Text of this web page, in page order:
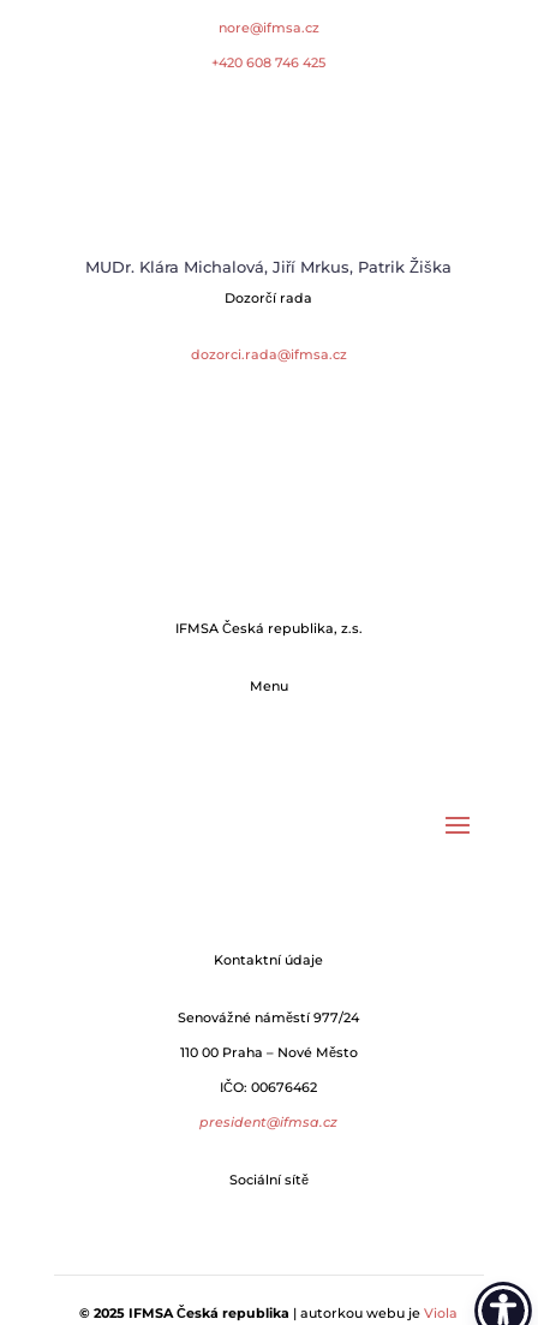
nore@ifmsa.cz
+420 608 746 425
MUDr. Klára Michalová, Jiří Mrkus, Patrik Žiška
Dozorčí rada
dozorci.rada@ifmsa.cz
IFMSA Česká republika, z.s.
Menu
Kontaktní údaje
Senovážné náměstí 977/24
110 00 Praha – Nové Město
IČO: 00676462
president@ifmsa.cz
Sociální sítě
© 2025 IFMSA Česká republika | autorkou webu jeViola